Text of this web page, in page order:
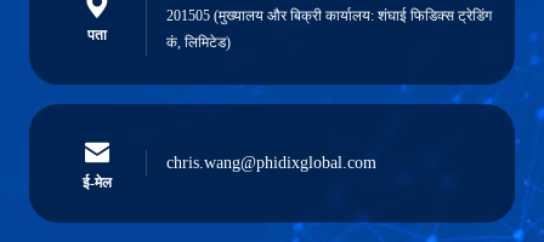
पता
201505 (मुख्यालय और बिक्री कार्यालय: शंघाई फिडिक्स ट्रेडिंग
कं, लिमिटेड)
ई-मेल
chris.wang@phidixglobal.com